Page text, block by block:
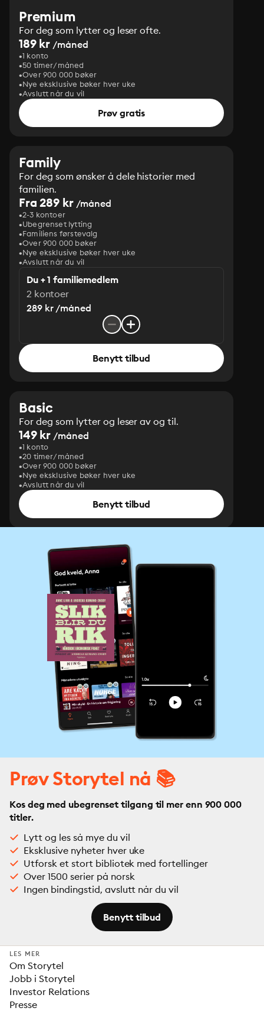
Premium
For deg som lytter og leser ofte.
189 kr /måned
1 konto
50 timer/måned
Over 900 000 bøker
Nye eksklusive bøker hver uke
Avslutt når du vil
Prøv gratis
Family
For deg som ønsker å dele historier med
familien.
Fra 289 kr/måned
2-3 kontoer
Ubegrenset lytting
Familiens førstevalg
Over 900 000 bøker
Nye eksklusive bøker hver uke
Avslutt når du vil
Du + 1 familiemedlem
2 kontoer
289 kr /måned
Benytt tilbud
Basic
For deg som lytter og leser av og til.
149 kr /måned
1 konto
20 timer/måned
Over 900 000 bøker
Nye eksklusive bøker hver uke
Avslutt når du vil
Benytt tilbud
Prøv Storytel nå 📚
Kos deg med ubegrenset tilgang til mer enn 900 000
titler.
Lytt og les så mye du vil
Eksklusive nyheter hver uke
Utforsk et stort bibliotek med fortellinger
Over 1500 serier på norsk
Ingen bindingstid, avslutt når du vil
Benytt tilbud
LES MER
Om Storytel
Jobb i Storytel
Investor Relations
Presse